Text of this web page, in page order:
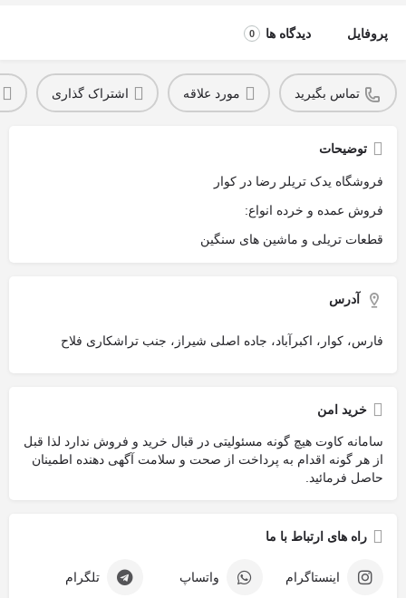
پروفایل دیدگاه ها 0
تماس بگیرید مورد علاقه اشتراک گذاری
توضیحات
فروشگاه یدک تریلر رضا در کوار
فروش عمده و خرده انواع:
قطعات تریلی و ماشین های سنگین
آدرس
فارس، کوار، اکبرآباد، جاده اصلی شیراز، جنب تراشکاری فلاح
خرید امن
سامانه کاوت هیچ گونه مسئولیتی در قبال خرید و فروش ندارد لذا قبل
از هر گونه اقدام به پرداخت از صحت و سلامت آگهی دهنده اطمینان
حاصل فرمائید.
راه های ارتباط با ما
اینستاگرام واتساپ تلگرام